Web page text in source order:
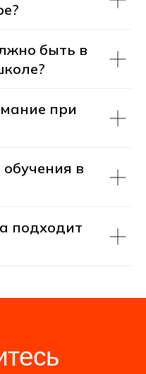
быть в
при
в
подходит